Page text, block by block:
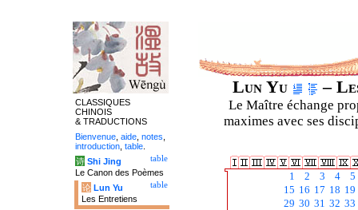
Lun Yu –
Le Maître échange
maximes avec ses
1 2 3 4
5
15 16 17 18 19
29 30 31 32 33
CLASSIQUES
CHINOIS
& TRADUCTIONS
Bienvenue aide notes
introduction table
table
诗 Shi Jing
Le Canon des Poèmes
table
论 Lun Yu
Les Entretiens